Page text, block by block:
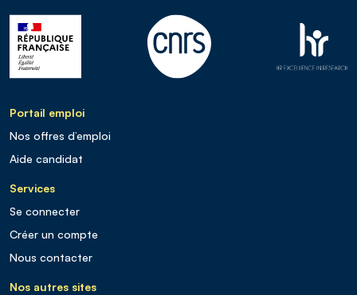
Portail emploi
Nos offres d’emploi
Aide candidat
Services
Se connecter
Créer un compte
Nous contacter
Nos autres sites